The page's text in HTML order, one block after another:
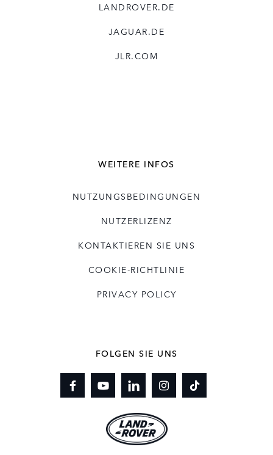
LANDROVER.DE
JAGUAR.DE
JLR.COM
WEITERE INFOS
NUTZUNGSBEDINGUNGEN
NUTZERLIZENZ
KONTAKTIEREN SIE UNS
COOKIE-RICHTLINIE
PRIVACY POLICY
FOLGEN SIE UNS